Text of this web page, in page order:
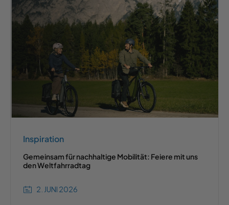
Inspiration
Gemeinsam für nachhaltige Mobilität: Feiere mit uns
den Weltfahrradtag
2. JUNI 2026